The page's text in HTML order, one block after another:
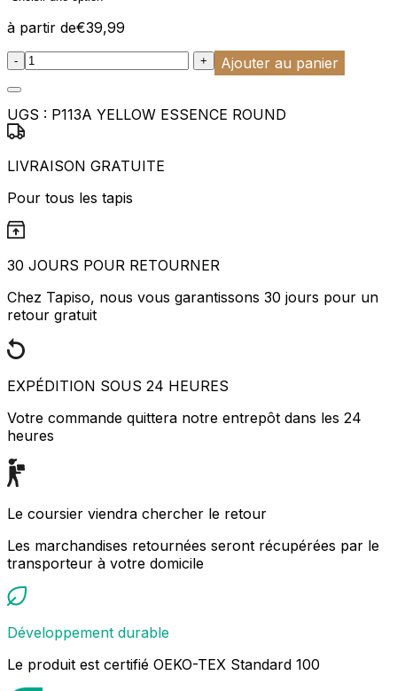
à partir de€39,99
:product_name quantity
- + Ajouter au panier
UGS : P113A YELLOW ESSENCE ROUND
LIVRAISON GRATUITE
Pour tous les tapis
30 JOURS POUR RETOURNER
Chez Tapiso, nous vous garantissons 30 jours pour un
retour gratuit
EXPÉDITION SOUS 24 HEURES
Votre commande quittera notre entrepôt dans les 24
heures
Le coursier viendra chercher le retour
Les marchandises retournées seront récupérées par le
transporteur à votre domicile
Développement durable
Le produit est certifié OEKO-TEX Standard 100